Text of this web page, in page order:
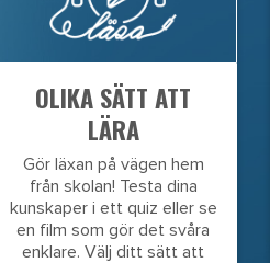
OLIKA SÄTT ATT
LÄRA
Gör läxan på vägen hem
från skolan! Testa dina
kunskaper i ett quiz eller se
en film som gör det svåra
enklare. Välj ditt sätt att